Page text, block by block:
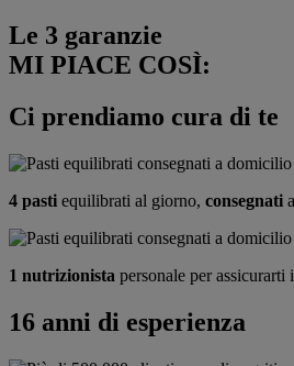
Le 3 garanzie
MI PIACE COSÌ:
Ci prendiamo cura di te
4 pasti equilibrati al giorno, consegnati
1 nutrizionista personale per assicurarti
16 anni di esperienza